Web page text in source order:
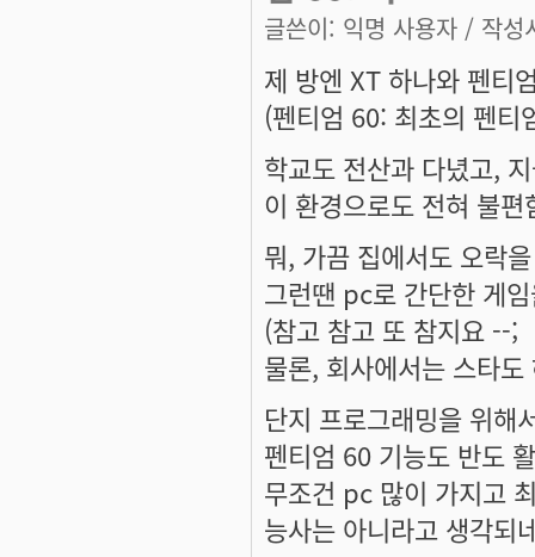
글쓴이: 익명 사용자 / 작성
제 방엔 XT 하나와 펜티
(펜티엄 60: 최초의 펜
학교도 전산과 다녔고,
이 환경으로도 전혀 불
뭐, 가끔 집에서도 오락
그런땐 pc로 간단한 게
(참고 참고 또 참지요 --;
물론, 회사에서는 스타
단지 프로그래밍을 위해
펜티엄 60 기능도 반도
무조건 pc 많이 가지고
능사는 아니라고 생각되